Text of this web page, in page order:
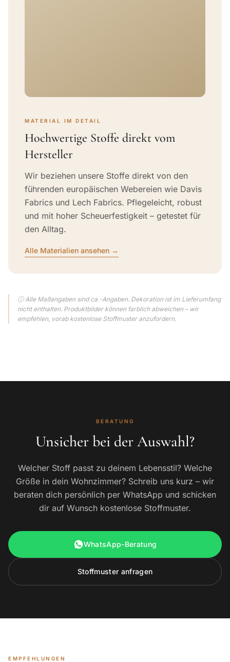
MATERIAL IM DETAIL
Hochwertige Stoffe direkt vom
Hersteller
Wir beziehen unsere Stoffe direkt von den
führenden europäischen Webereien wie Davis
Fabrics und Lech Fabrics. Pflegeleicht, robust
und mit hoher Scheuerfestigkeit – getestet für
den Alltag.
Alle Materialien ansehen →
ⓘ Alle Maßangaben sind ca.-Angaben. Dekoration ist im Lieferumfang
nicht enthalten. Produktbilder können farblich abweichen – wir
empfehlen, vorab kostenlose Stoffmuster anzufordern.
BERATUNG
Unsicher bei der Auswahl?
Welcher Stoff passt zu deinem Lebensstil? Welche
Größe in dein Wohnzimmer? Schreib uns kurz – wir
beraten dich persönlich per WhatsApp und schicken
dir auf Wunsch kostenlose Stoffmuster.
WhatsApp-Beratung
Stoffmuster anfragen
EMPFEHLUNGEN